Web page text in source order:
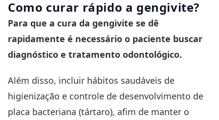
Como curar rápido a gengivite?
Para que a cura da gengivite se dê
rapidamente é necessário o paciente buscar
diagnóstico e tratamento odontológico.
Além disso, incluir hábitos saudáveis de
higienização e controle de desenvolvimento de
placa bacteriana (tártaro), afim de manter o